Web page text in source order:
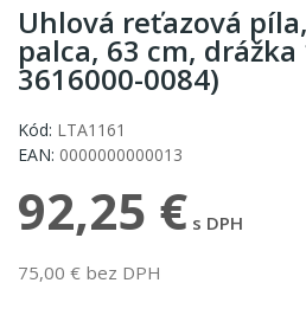
Uhlová reťazová
palca, 63 cm,
3616000-0084)
Kód: LTA1161
EAN: 0000000000013
92,25 € s DPH
75,00 € bez DPH